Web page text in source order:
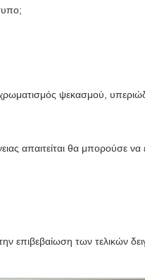
ψεκασμού,
απαιτείται θα μπορούσε
επιβεβαίωση των τελικών